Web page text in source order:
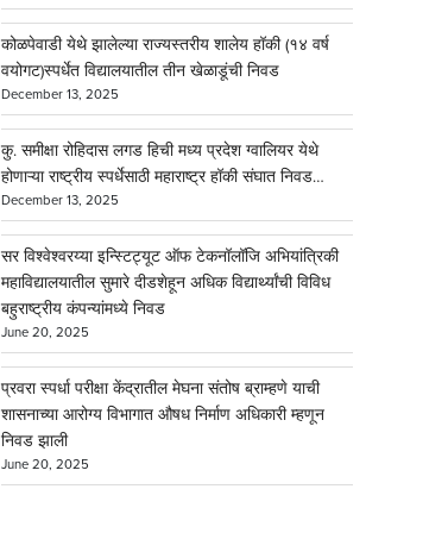
कोळपेवाडी येथे झालेल्या राज्यस्तरीय शालेय हॉकी (१४ वर्ष
वयोगट)स्पर्धेत विद्यालयातील तीन खेळाडूंची निवड
December 13, 2025
कु. समीक्षा रोहिदास लगड हिची मध्य प्रदेश ग्वालियर येथे
होणाऱ्या राष्ट्रीय स्पर्धेसाठी महाराष्ट्र हॉकी संघात निवड…
December 13, 2025
सर विश्वेश्वरय्या इन्स्टिट्यूट ऑफ टेकनॉलॉजि अभियांत्रिकी
महाविद्यालयातील सुमारे दीडशेहून अधिक विद्यार्थ्यांची विविध
बहुराष्ट्रीय कंपन्यांमध्ये निवड
June 20, 2025
प्रवरा स्पर्धा परीक्षा केंद्रातील मेघना संतोष ब्राम्हणे याची
शासनाच्या आरोग्य विभागात औषध निर्माण अधिकारी म्हणून
निवड झाली
June 20, 2025